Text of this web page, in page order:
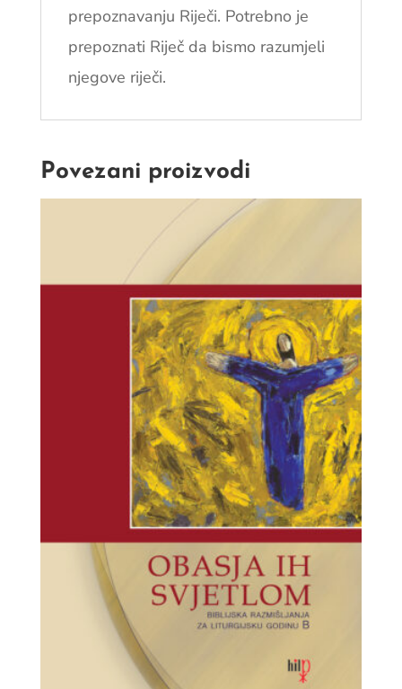
prepoznavanju Riječi. Potrebno je
prepoznati Riječ da bismo razumjeli
njegove riječi.
Povezani proizvodi